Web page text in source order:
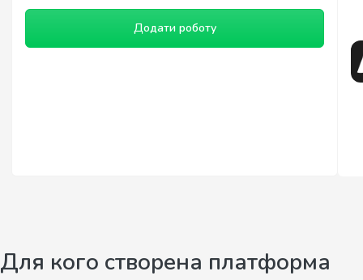
Додати роботу
Для кого створена платформа